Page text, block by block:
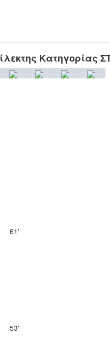
Κατηγορίας
61'
53'